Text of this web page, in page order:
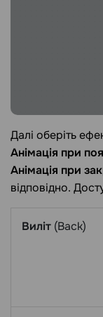
Далі оберіть
Анімація при
Анімація при
відповідно.
Виліт (Back)